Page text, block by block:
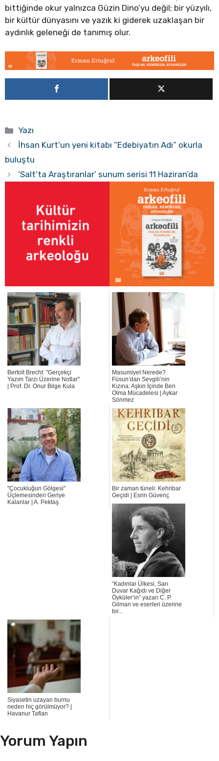
bittiğinde okur yalnızca Güzin Dino’yu değil; bir yüzyılı,
bir kültür dünyasını ve yazık ki giderek uzaklaşan bir
aydınlık geleneği de tanımış olur.
Kategoriler
Yazı
İhsan Kurt’un yeni kitabı “Edebiyatın Adı” okurla
buluştu
‘Salt’ta Araştıranlar’ sunum serisi 11 Haziran’da
Bertolt Brecht: "Gerçekçi
Yazım Tarzı Üzerine Notlar"
| Prof. Dr. Onur Bilge Kula
Masumiyet Nerede?
Füsun’dan Sevgili’nin
Kızına: Aşkın İçinde Ben
Olma Mücadelesi | Aykar
Sönmez
"Çocukluğun Gölgesi"
Üçlemesinden Geriye
Kalanlar | A. Pektaş
Bir zaman tüneli: Kehribar
Geçidi | Esrin Güvenç
“Kadınlar Ülkesi, Sarı
Duvar Kağıdı ve Diğer
Öyküler’in” yazarı C. P.
Gilman ve eserleri üzerine
bir...
Siyasetin uzayan burnu
neden hiç görülmüyor? |
Havanur Taflan
Yorum Yapın